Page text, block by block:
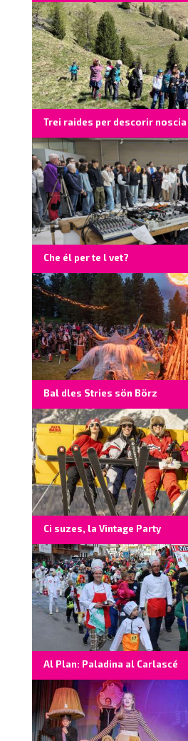
Trei raides per descorir
Che él per te l vet?
Bal dles Stries sön Börz
Ci suzes, la Vintage Party
Al Plan: Paladina al Carlascé